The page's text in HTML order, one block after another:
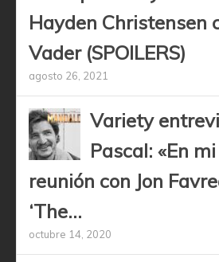
Hayden Christensen
Vader (SPOILERS)
agosto 26, 2021
Variety
Pascal: «En
reunión con Jon
‘The...
octubre 14, 2020